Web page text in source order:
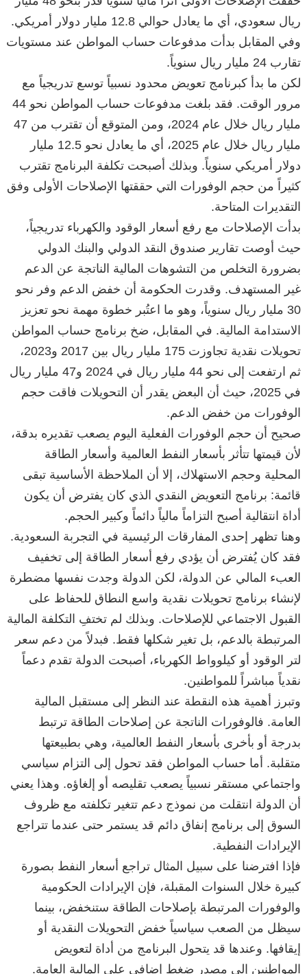
ريال سعودي، أي ما يعادل حوالي 12.8 مليار دولار أمريكي.
وفي المقابل بدأت مدفوعات حساب المواطن عند مستويات
تقارب 24 مليار ريال سنوياً.
لكن ما بدأ كبرنامج تعويض محدود نسبياً توسع تدريجياً مع
مرور الوقت. فقد بلغت مدفوعات حساب المواطن نحو 44
مليار ريال خلال عام 2024، ومن المتوقع أن تقترب من 47
مليار ريال خلال عام 2025، أي ما يعادل نحو 12.5 مليار
دولار أمريكي سنوياً. وبذلك أصبحت تكلفة البرنامج تقترب
كثيراً من حجم الوفورات التي حققتها الإصلاحات الأولى وفق
التقديرات المتاحة.
بدأت الإصلاحات مع رفع أسعار الوقود والكهرباء تدريجياً،
حيث أوصت تقارير صندوق النقد الدولي والبنك الدولي
بضرورة التخلص من التشوهات المالية الناتجة عن الدعم
غير المستهدف. وقدرت الحكومة أن خفض الدعم وفر نحو
30 مليار ريال سنوياً، وهو ما اعتُبر خطوة مهمة نحو تعزيز
الاستدامة المالية. في المقابل، ضخ برنامج حساب المواطن
تحويلات نقدية تجاوزت 175 مليار ريال بين 2017 و2023،
ثم ارتفعت إلى نحو 44 مليار ريال في 2024 و47 مليار ريال
في 2025، حيث أن البعض يقدر أن التحويلات فاقت حجم
الوفورات من خفض الدعم.
صحيح أن حجم الوفورات الفعلية اليوم يصعب تقديره بدقة،
لأن قيمتها تتأثر بأسعار النفط العالمية وأسعار الطاقة
المحلية وحجم الاستهلاك، إلا أن الملاحظة الأساسية تبقى
قائمة: برنامج التعويض النقدي الذي كان يفترض أن يكون
أداة انتقالية أصبح التزاماً مالياً دائماً وكبير الحجم.
وهنا تظهر إحدى المفارقات الرئيسية في التجربة السعودية.
فقد كان يُفترض أن يؤدي رفع أسعار الطاقة إلى تخفيف
العبء المالي عن الدولة، لكن الدولة وجدت نفسها مضطرة
لإنشاء برنامج تحويلات نقدية واسع النطاق للحفاظ على
القبول الاجتماعي للإصلاحات. وبذلك لم تختفِ التكلفة المالية
المرتبطة بالدعم، بل تغير شكلها فقط. فبدلاً من دعم سعر
لتر الوقود أو كيلوواط الكهرباء، أصبحت الدولة تقدم دعماً
نقدياً مباشراً للمواطنين.
وتبرز أهمية هذه النقطة عند النظر إلى مستقبل المالية
العامة. فالوفورات الناتجة عن إصلاحات الطاقة ترتبط
بدرجة أو بأخرى بأسعار النفط العالمية، وهي بطبيعتها
متقلبة. أما حساب المواطن فقد تحول إلى التزام سياسي
واجتماعي مستقر نسبياً يصعب تقليصه أو إلغاؤه. وهذا يعني
أن الدولة انتقلت من نموذج دعم تتغير تكلفته مع ظروف
السوق إلى برنامج إنفاق دائم قد يستمر حتى عندما تتراجع
الإيرادات النفطية.
فإذا افترضنا على سبيل المثال تراجع أسعار النفط بصورة
كبيرة خلال السنوات المقبلة، فإن الإيرادات الحكومية
والوفورات المرتبطة بإصلاحات الطاقة ستنخفض، بينما
سيظل من الصعب سياسياً خفض التحويلات النقدية أو
إيقافها. وعندها قد يتحول البرنامج من أداة لتعويض
المواطنين إلى مصدر ضغط إضافي على المالية العامة.